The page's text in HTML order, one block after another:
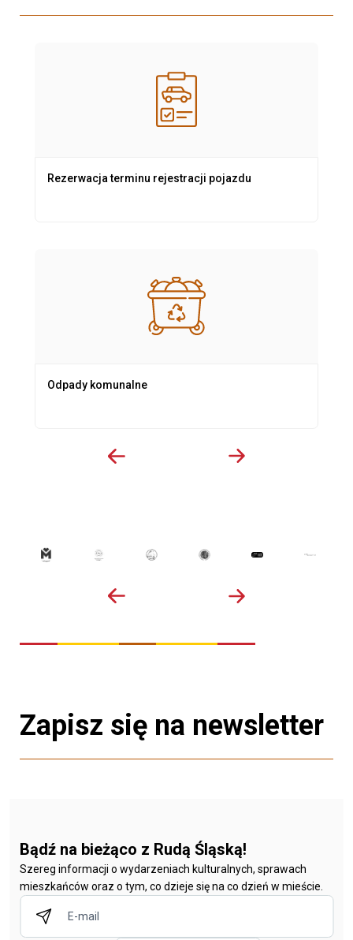
Rezerwacja terminu rejestracji pojazdu
Odpady komunalne
Zapisz się na newsletter
Bądź na bieżąco z Rudą Śląską!
Szereg informacji o wydarzeniach kulturalnych, sprawach
mieszkańców oraz o tym, co dzieje się na co dzień w mieście.